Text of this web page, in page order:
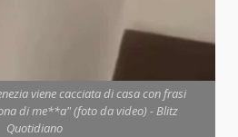
viene cacciata di casa con frasi
di me**a" (foto da video) - Blitz
Quotidiano